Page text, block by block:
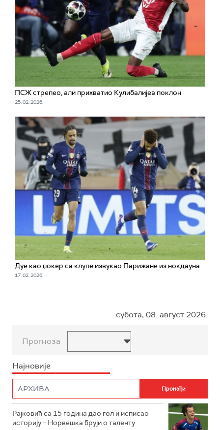
ПСЖ стрепео, али прихватио Кулибалијев поклон
25. 02. 2026.
Дуе као џокер са клупе извукао Парижане из нокдауна
17. 02. 2026.
субота, 08. август 2026.
Прогноза
Најновије
Рајковић са 15 година дао гол и исписао
историју – Норвешка бруји о таленту